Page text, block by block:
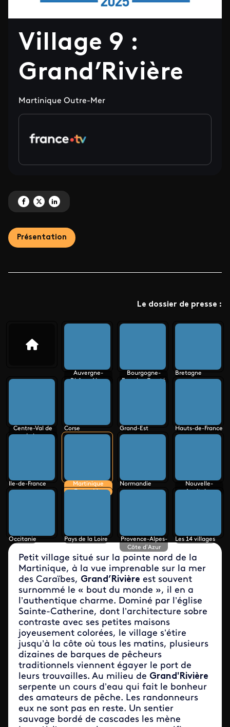
Village 9 :
Grand’Rivière
Martinique Outre-Mer
Partagez 'Village 9 : Grand’Rivière' sur Facebook
Partagez 'Village 9 : Grand’Rivière' sur X
Partagez 'Village 9 : Grand’Rivière' sur LinkedIn
Présentation
Le dossier de presse :
Auvergne-
Rhône-Alpes
Bourgogne-
Franche-Comté
Bretagne
Centre-Val de
Loire
Corse Grand-Est Hauts-de-France
Ile-de-France
Martinique
Outre-Mer
Normandie
Nouvelle-
Aquitaine
Occitanie Pays de la Loire
Provence-Alpes-
Côte d’Azur
Les 14 villages
Petit village situé sur la pointe nord de la
Martinique, à la vue imprenable sur la mer
des Caraïbes, Grand’Rivière est souvent
surnommé le « bout du monde », il en a
l’authentique charme. Dominé par l’église
Sainte-Catherine, dont l’architecture sobre
contraste avec ses petites maisons
joyeusement colorées, le village s’étire
jusqu’à la côte où tous les matins, plusieurs
dizaines de barques de pêcheurs
traditionnels viennent égayer le port de
leurs trouvailles. Au milieu de Grand'Rivière
serpente un cours d’eau qui fait le bonheur
des amateurs de pêche. Les randonneurs
eux ne sont pas en reste. Un sentier
sauvage bordé de cascades les mène